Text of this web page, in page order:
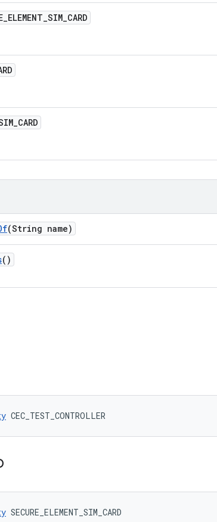
_ELEMENT_SIM_CARD
_CARD
(String name)
()
CEC_TEST_CONTROLLER
SECURE_ELEMENT_SIM_CARD